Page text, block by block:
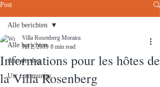
Post
Alle berichten
Aan de slag
Uw community
Alle berichten
Informations pour les hôtes de
la Villa Rosenberg
Villa Rosenberg Moraira
Jul 2, 2019 8 min read